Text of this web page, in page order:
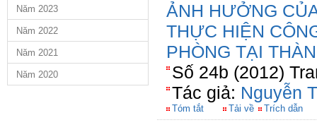
Năm 2023
Năm 2022
Năm 2021
Năm 2020
ẢNH HƯỞNG
THỰC HIỆN
PHÒNG TẠI
Số 24b (2012)
Tác giả: Nguyễn
Tóm tắt Tải về Trích dẫn